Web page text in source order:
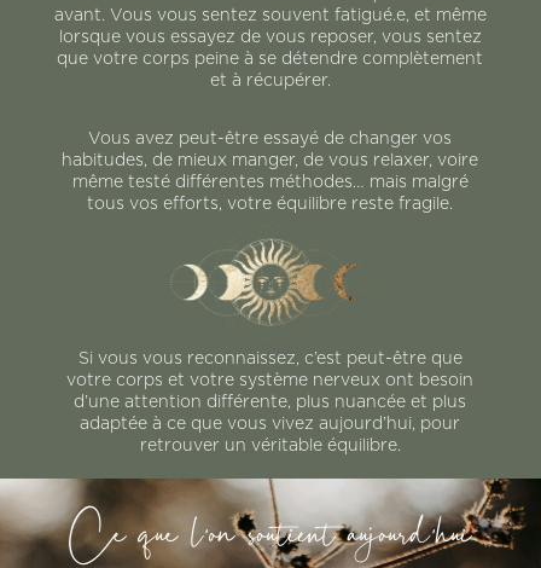
avant. Vous vous sentez souvent fatigué.e, et même
lorsque vous essayez de vous reposer, vous sentez
que votre corps peine à se détendre complètement
et à récupérer.
Vous avez peut-être essayé de changer vos
habitudes, de mieux manger, de vous relaxer, voire
même testé différentes méthodes… mais malgré
tous vos efforts, votre équilibre reste fragile.
Si vous vous reconnaissez, c’est peut-être que
votre corps et votre système nerveux ont besoin
d’une attention différente, plus nuancée et plus
adaptée à ce que vous vivez aujourd’hui, pour
retrouver un véritable équilibre.
Ce que l’on soutient aujourd’hui